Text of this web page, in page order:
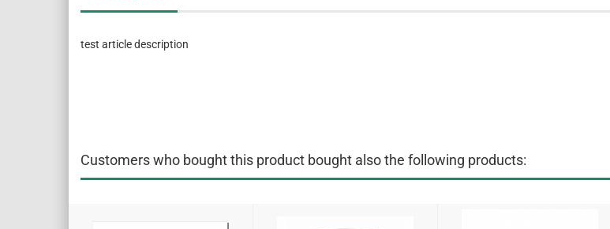
test article description
Customers who bought this product bought also the following products: